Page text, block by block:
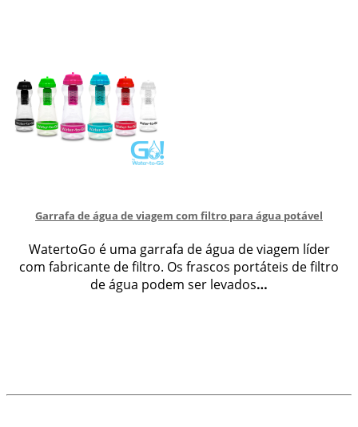
Garrafa de água de viagem com filtro para água potável
WatertoGo é uma garrafa de água de viagem líder
com fabricante de filtro. Os frascos portáteis de filtro
de água podem ser levados…